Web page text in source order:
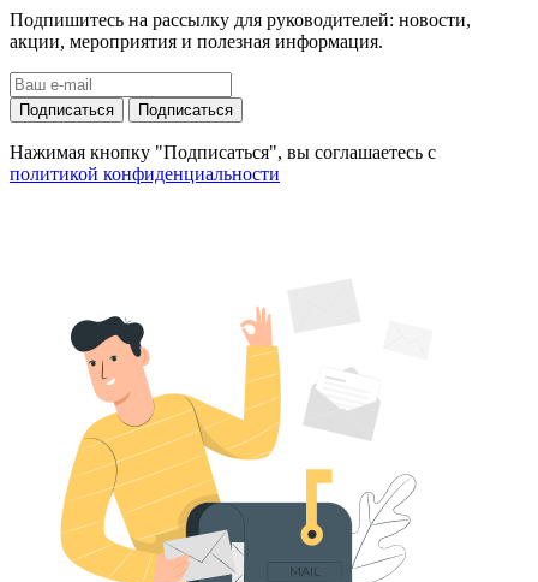
Подпишитесь на рассылку для руководителей: новости,
акции, мероприятия и полезная информация.
Подписаться Подписаться
Нажимая кнопку "Подписаться", вы соглашаетесь с
политикой конфиденциальности